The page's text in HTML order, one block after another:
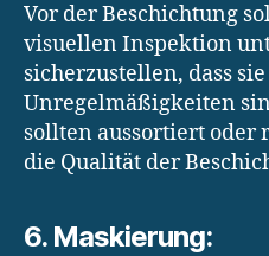
Vor der Beschichtung
visuellen Inspektion
sicherzustellen, dass
Unregelmäßigkeiten
sollten aussortiert
die Qualität der
6. Maskierung: